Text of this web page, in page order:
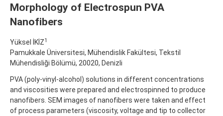
Morphology of Electrospun PVA
Nanofibers
Yüksel İKİZ1
Pamukkale Üniversitesi, Mühendislik Fakültesi, Tekstil
Mühendisliği Bölümü, 20020, Denizli
PVA (poly-vinyl-alcohol) solutions in different concentrations
and viscosities were prepared and electrospinned to produce
nanofibers. SEM images of nanofibers were taken and effect
of process parameters (viscosity, voltage and tip to collector